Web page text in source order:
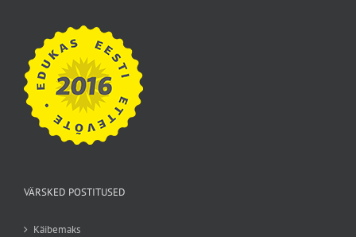
VÄRSKED POSTITUSED
Käibemaks